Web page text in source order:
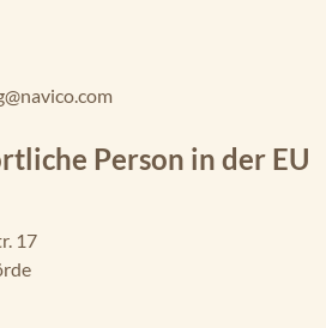
Person in der EU
17